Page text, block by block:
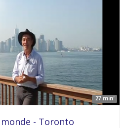
27 min'
- Toronto